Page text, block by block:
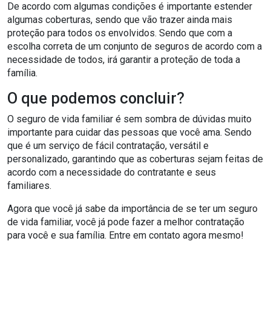
De acordo com algumas condições é importante estender
algumas coberturas, sendo que vão trazer ainda mais
proteção para todos os envolvidos. Sendo que com a
escolha correta de um conjunto de seguros de acordo com a
necessidade de todos, irá garantir a proteção de toda a
família.
O que podemos concluir?
O seguro de vida familiar é sem sombra de dúvidas muito
importante para cuidar das pessoas que você ama. Sendo
que é um serviço de fácil contratação, versátil e
personalizado, garantindo que as coberturas sejam feitas de
acordo com a necessidade do contratante e seus
familiares.
Agora que você já sabe da importância de se ter um seguro
de vida familiar, você já pode fazer a melhor contratação
para você e sua família. Entre em contato agora mesmo!